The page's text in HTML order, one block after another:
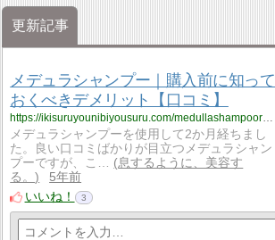
更新記事
メデュラシャンプー｜購入前に知って
おくべきデメリット【口コミ】
https://ikisuruyounibiyousuru.com/medullashampooreview1/
メデュラシャンプーを使用して2か月経ちまし
た。良い口コミばかりが目立つメデュラシャン
プーですが、こ…
息するように、美容す
る。
5年前
いいね！
3